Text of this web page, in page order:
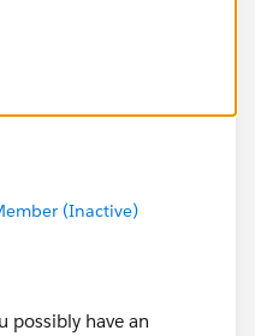
(Inactive)
possibly have an